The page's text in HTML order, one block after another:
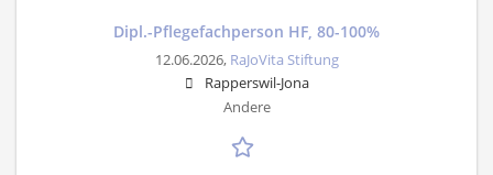
Dipl.-Pflegefachperson HF, 80-100%
12.06.2026, RaJoVita Stiftung
Rapperswil-Jona
Andere